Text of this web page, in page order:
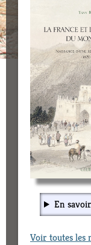
En
Voir toutes les